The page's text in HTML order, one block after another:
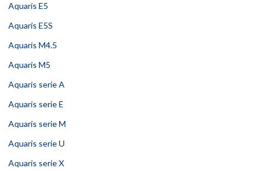
Aquaris E5
Aquaris E5S
Aquaris M4.5
Aquaris M5
Aquaris serie A
Aquaris serie E
Aquaris serie M
Aquaris serie U
Aquaris serie X